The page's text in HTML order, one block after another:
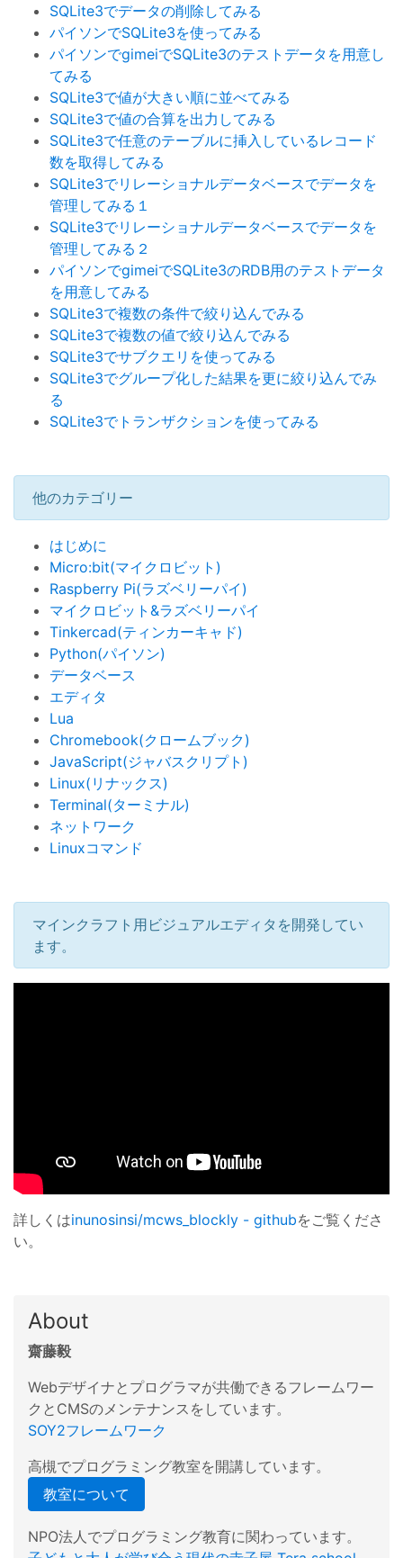
SQLite3でデータの削除してみる
パイソンでSQLite3を使ってみる
パイソンでgimeiでSQLite3のテストデータを用意し
てみる
SQLite3で値が大きい順に並べてみる
SQLite3で値の合算を出力してみる
SQLite3で任意のテーブルに挿入しているレコード
数を取得してみる
SQLite3でリレーショナルデータベースでデータを
管理してみる１
SQLite3でリレーショナルデータベースでデータを
管理してみる２
パイソンでgimeiでSQLite3のRDB用のテストデータ
を用意してみる
SQLite3で複数の条件で絞り込んでみる
SQLite3で複数の値で絞り込んでみる
SQLite3でサブクエリを使ってみる
SQLite3でグループ化した結果を更に絞り込んでみ
る
SQLite3でトランザクションを使ってみる
他のカテゴリー
はじめに
Micro:bit(マイクロビット)
Raspberry Pi(ラズベリーパイ)
マイクロビット&ラズベリーパイ
Tinkercad(ティンカーキャド)
Python(パイソン)
データベース
エディタ
Lua
Chromebook(クロームブック)
JavaScript(ジャバスクリプト)
Linux(リナックス)
Terminal(ターミナル)
ネットワーク
Linuxコマンド
マインクラフト用ビジュアルエディタを開発してい
ます。
詳しくはinunosinsi/mcws_blockly - githubをご覧くださ
い。
About
齋藤毅
Webデザイナとプログラマが共働できるフレームワー
クとCMSのメンテナンスをしています。
SOY2フレームワーク
高槻でプログラミング教室を開講しています。
教室について
NPO法人でプログラミング教育に関わっています。